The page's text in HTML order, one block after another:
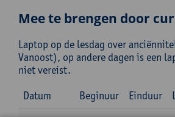
Mee te brengen door
Laptop op de lesdag over
Vanoost), op andere dagen is een
niet vereist.
Datum
Beginuur Einduur